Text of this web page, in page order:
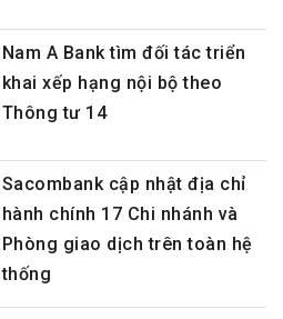
Nam A Bank tìm đối tác triển
khai xếp hạng nội bộ theo
Thông tư 14
Sacombank cập nhật địa chỉ
hành chính 17 Chi nhánh và
Phòng giao dịch trên toàn hệ
thống